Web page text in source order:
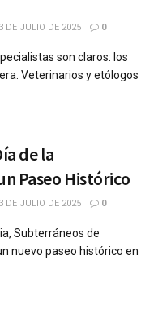
DE JULIO DE 2025 0
son claros: los
Veterinarios y etólogos
de la
Paseo Histórico
DE JULIO DE 2025 0
Subterráneos de
nuevo paseo histórico en